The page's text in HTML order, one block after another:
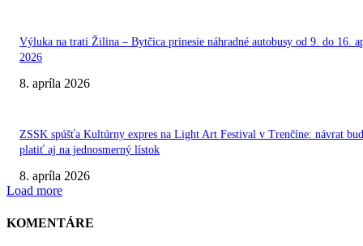
Výluka na trati Žilina – Bytčica prinesie náhradné autobusy od 9. do 16.
2026
8. apríla 2026
ZSSK spúšťa Kultúrny expres na Light Art Festival v Trenčíne: návrat
platiť aj na jednosmerný lístok
8. apríla 2026
Load more
KOMENTÁRE